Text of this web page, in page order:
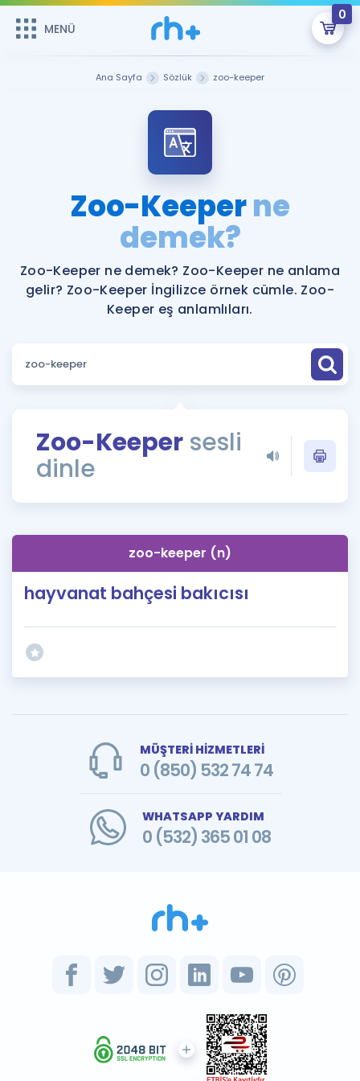
MENÜ
0
Şifremi Hatırlamıyorum
Sepetin Şu An Boş.
Remzi Hoca ile seni sınava hazırlayacak onlarca eğitim seni
bekliyor!
MENÜ
Katılımcı Görüşleri
Faydalı Araçlar
Ücretsiz Kaynaklar
Puan Hesaplama
ÖSYM Sınav Takvimi
Kampanyalar
İngilizce Gramer
İngilizce Gramer
Ana Sayfa Sözlük zoo-keeper
Zoo-Keeperne
demek?
Zoo-Keeper ne demek? Zoo-Keeper ne anlama
gelir? Zoo-Keeper İngilizce örnek cümle. Zoo-
Keeper eş anlamlıları.
Zoo-Keeper sesli
dinle
zoo-keeper (n)
hayvanat bahçesi bakıcısı
MÜŞTERİ HİZMETLERİ
0 (850) 532 74 74
WHATSAPP YARDIM
0 (532) 365 01 08